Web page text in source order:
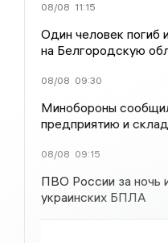
08/08 11:15
Один человек погиб
на Белгородскую
08/08 09:30
Минобороны
предприятию и
08/08 09:15
ПВО России за ночь
украинских БПЛА